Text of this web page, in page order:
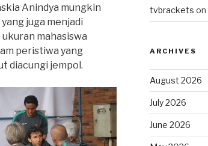
Anindya mungkin
juga menjadi
mahasiswa
peristiwa yang
diacungi jempol.
tvbrackets on
ARCHIVES
August 2026
July 2026
June 2026